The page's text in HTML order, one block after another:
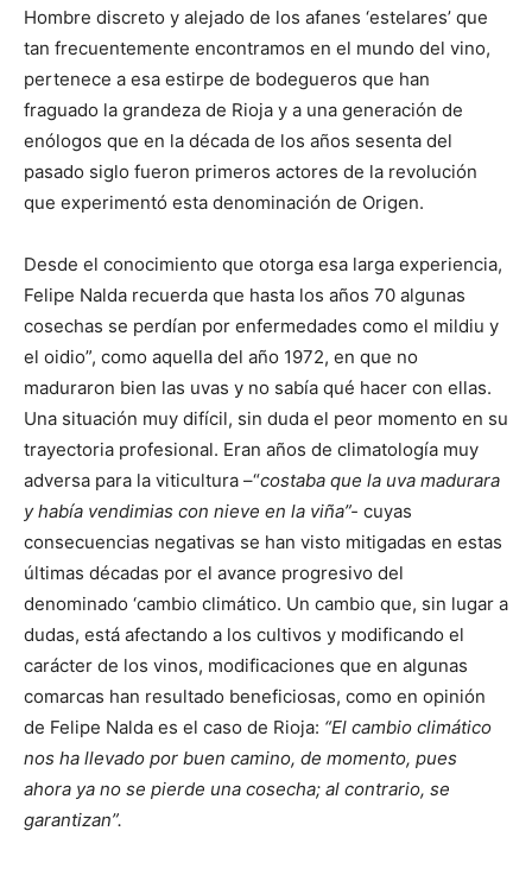
Hombre discreto y alejado de los afanes ‘estelares’ que
tan frecuentemente encontramos en el mundo del vino,
pertenece a esa estirpe de bodegueros que han
fraguado la grandeza de Rioja y a una generación de
enólogos que en la década de los años sesenta del
pasado siglo fueron primeros actores de la revolución
que experimentó esta denominación de Origen.
Desde el conocimiento que otorga esa larga experiencia,
Felipe Nalda recuerda que hasta los años 70 algunas
cosechas se perdían por enfermedades como el mildiu y
el oidio”, como aquella del año 1972, en que no
maduraron bien las uvas y no sabía qué hacer con ellas.
Una situación muy difícil, sin duda el peor momento en su
trayectoria profesional. Eran años de climatología muy
adversa para la viticultura –“costaba que la uva madurara
y había vendimias con nieve en la viña”- cuyas
consecuencias negativas se han visto mitigadas en estas
últimas décadas por el avance progresivo del
denominado ‘cambio climático. Un cambio que, sin lugar a
dudas, está afectando a los cultivos y modificando el
carácter de los vinos, modificaciones que en algunas
comarcas han resultado beneficiosas, como en opinión
de Felipe Nalda es el caso de Rioja: “El cambio climático
nos ha llevado por buen camino, de momento, pues
ahora ya no se pierde una cosecha; al contrario, se
garantizan”.